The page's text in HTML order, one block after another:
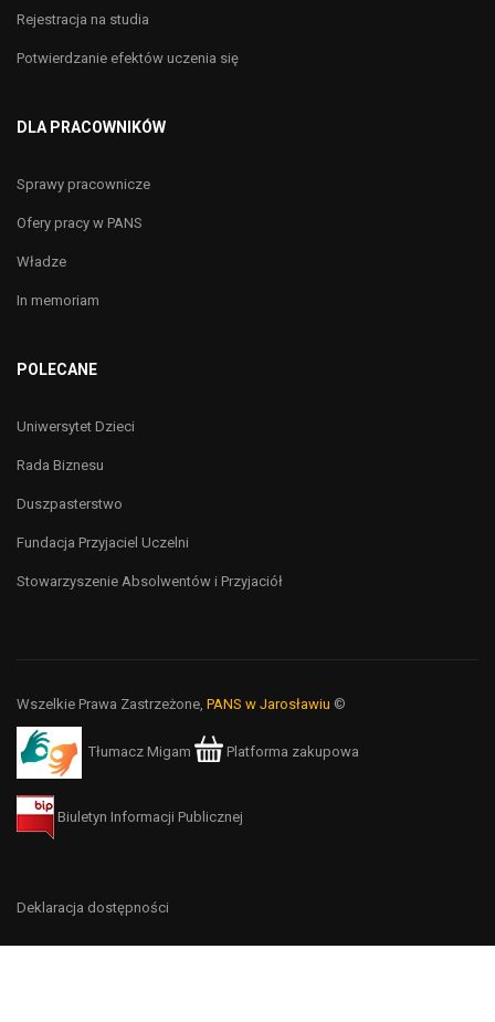
Rejestracja na studia
Potwierdzanie efektów uczenia się
DLA PRACOWNIKÓW
Sprawy pracownicze
Ofery pracy w PANS
Władze
In memoriam
POLECANE
Uniwersytet Dzieci
Rada Biznesu
Duszpasterstwo
Fundacja Przyjaciel Uczelni
Stowarzyszenie Absolwentów i Przyjaciół
Wszelkie Prawa Zastrzeżone, PANS w Jarosławiu ©
Tłumacz Migam Platforma zakupowa
Biuletyn Informacji Publicznej
Deklaracja dostępności